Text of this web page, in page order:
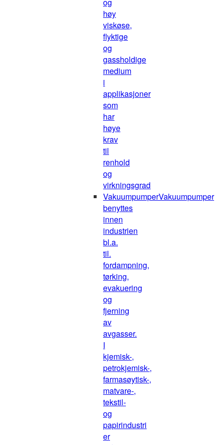
høy
viskøse,
flyktige
og
gassholdige
medium
i
applikasjoner
som
har
høye
krav
til
renhold
og
virkningsgrad
VakuumpumperVakuumpumper
benyttes
innen
industrien
bl.a.
til.
fordampning,
tørking,
evakuering
og
fjerning
av
avgasser.
I
kjemisk-,
petrokjemisk-,
farmasøytisk-,
matvare-,
tekstil-
og
papirindustri
er